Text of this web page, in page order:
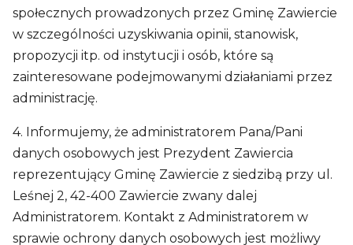
społecznych prowadzonych przez Gminę Zawiercie
w szczególności uzyskiwania opinii, stanowisk,
propozycji itp. od instytucji i osób, które są
zainteresowane podejmowanymi działaniami przez
administrację.
4. Informujemy, że administratorem Pana/Pani
danych osobowych jest Prezydent Zawiercia
reprezentujący Gminę Zawiercie z siedzibą przy ul.
Leśnej 2, 42-400 Zawiercie zwany dalej
Administratorem. Kontakt z Administratorem w
sprawie ochrony danych osobowych jest możliwy